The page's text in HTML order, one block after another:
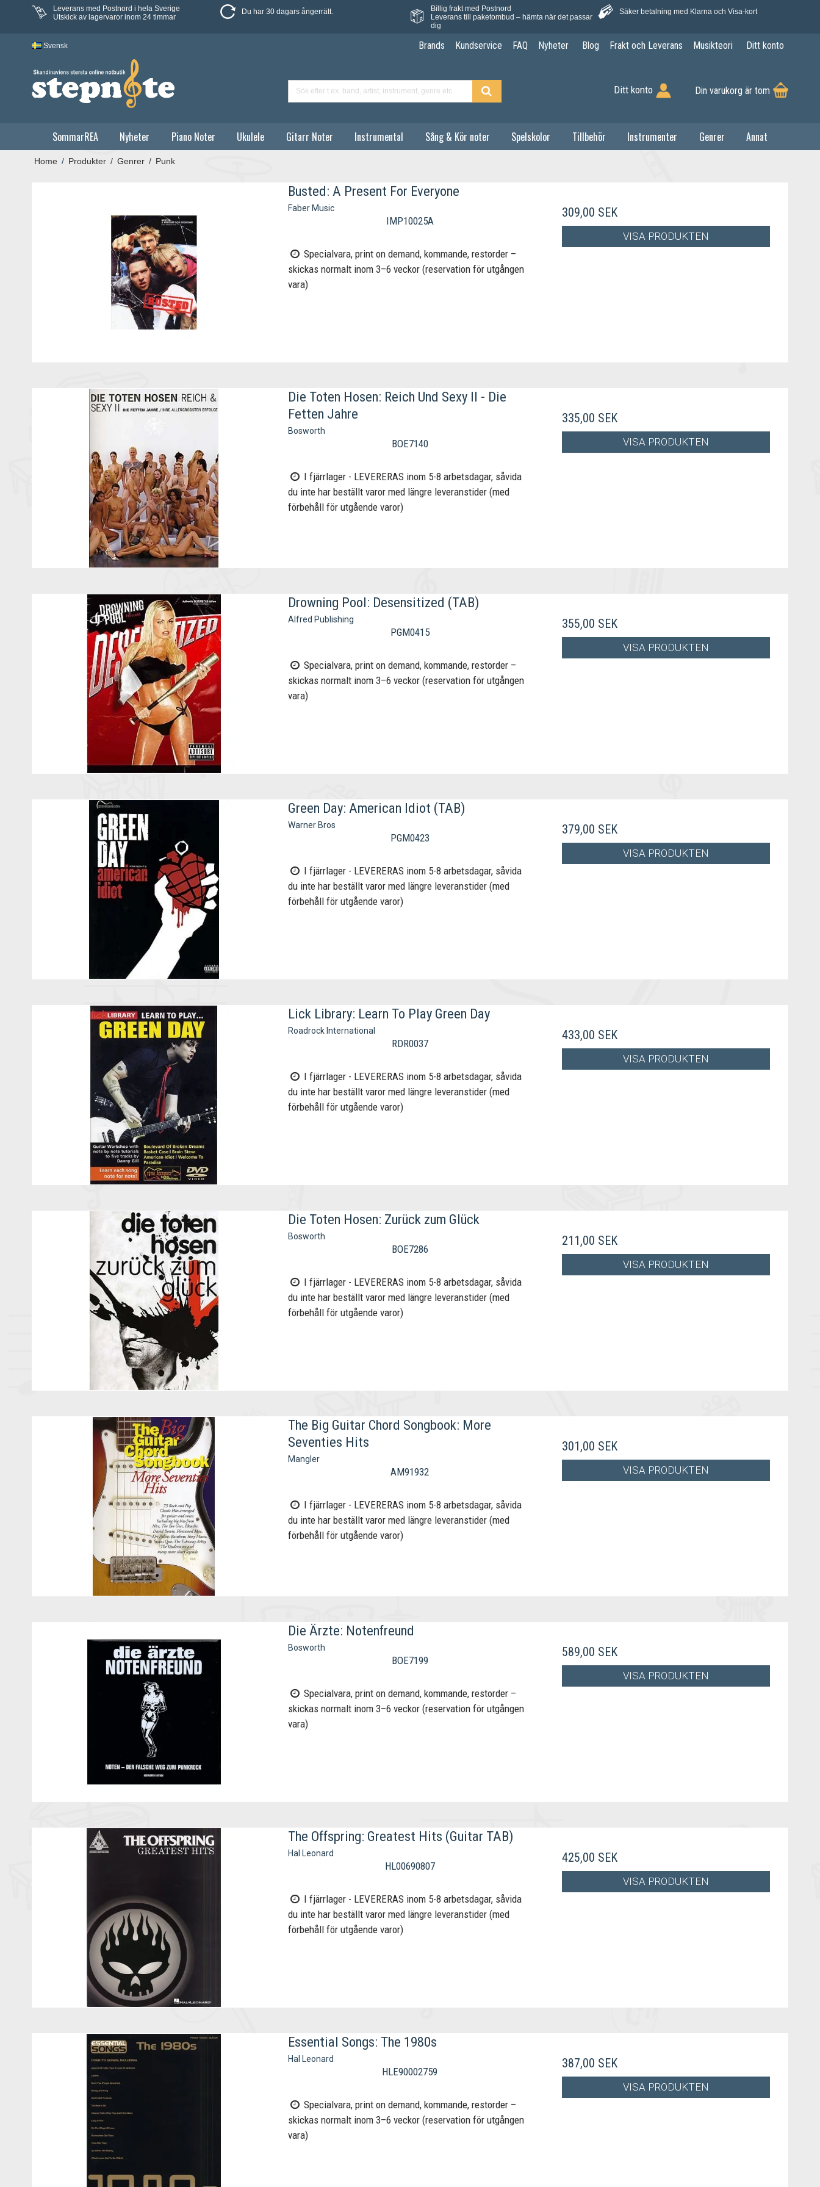
Leverans med Postnord i hela Sverige
Utskick av lagervaror inom 24 timmar
Du har 30 dagars ångerrätt.
Billig frakt med Postnord
Leverans till paketombud – hämta när det passar
dig
Säker betalning med Klarna och Visa-kort
Svensk Brands Kundservice FAQ Nyheter Blog Frakt och Leverans Musikteori Ditt konto
Ditt konto Din varukorg är tom
SommarREA Nyheter Piano Noter Ukulele Gitarr Noter Instrumental Sång & Kör noter Spelskolor Tillbehör Instrumenter Genrer Annat
Home / Produkter / Genrer / Punk
Busted: A Present For Everyone
Faber Music
IMP10025A
Specialvara, print on demand, kommande, restorder –
skickas normalt inom 3–6 veckor (reservation för utgången
vara)
309,00 SEK
VISA PRODUKTEN
Die Toten Hosen: Reich Und Sexy II - Die
Fetten Jahre
Bosworth
BOE7140
I fjärrlager - LEVERERAS inom 5-8 arbetsdagar, såvida
du inte har beställt varor med längre leveranstider (med
förbehåll för utgående varor)
335,00 SEK
VISA PRODUKTEN
Drowning Pool: Desensitized (TAB)
Alfred Publishing
PGM0415
Specialvara, print on demand, kommande, restorder –
skickas normalt inom 3–6 veckor (reservation för utgången
vara)
355,00 SEK
VISA PRODUKTEN
Green Day: American Idiot (TAB)
Warner Bros
PGM0423
I fjärrlager - LEVERERAS inom 5-8 arbetsdagar, såvida
du inte har beställt varor med längre leveranstider (med
förbehåll för utgående varor)
379,00 SEK
VISA PRODUKTEN
Lick Library: Learn To Play Green Day
Roadrock International
RDR0037
I fjärrlager - LEVERERAS inom 5-8 arbetsdagar, såvida
du inte har beställt varor med längre leveranstider (med
förbehåll för utgående varor)
433,00 SEK
VISA PRODUKTEN
Die Toten Hosen: Zurück zum Glück
Bosworth
BOE7286
I fjärrlager - LEVERERAS inom 5-8 arbetsdagar, såvida
du inte har beställt varor med längre leveranstider (med
förbehåll för utgående varor)
211,00 SEK
VISA PRODUKTEN
The Big Guitar Chord Songbook: More
Seventies Hits
Mangler
AM91932
I fjärrlager - LEVERERAS inom 5-8 arbetsdagar, såvida
du inte har beställt varor med längre leveranstider (med
förbehåll för utgående varor)
301,00 SEK
VISA PRODUKTEN
Die Ärzte: Notenfreund
Bosworth
BOE7199
Specialvara, print on demand, kommande, restorder –
skickas normalt inom 3–6 veckor (reservation för utgången
vara)
589,00 SEK
VISA PRODUKTEN
The Offspring: Greatest Hits (Guitar TAB)
Hal Leonard
HL00690807
I fjärrlager - LEVERERAS inom 5-8 arbetsdagar, såvida
du inte har beställt varor med längre leveranstider (med
förbehåll för utgående varor)
425,00 SEK
VISA PRODUKTEN
Essential Songs: The 1980s
Hal Leonard
HLE90002759
Specialvara, print on demand, kommande, restorder –
skickas normalt inom 3–6 veckor (reservation för utgången
vara)
387,00 SEK
VISA PRODUKTEN